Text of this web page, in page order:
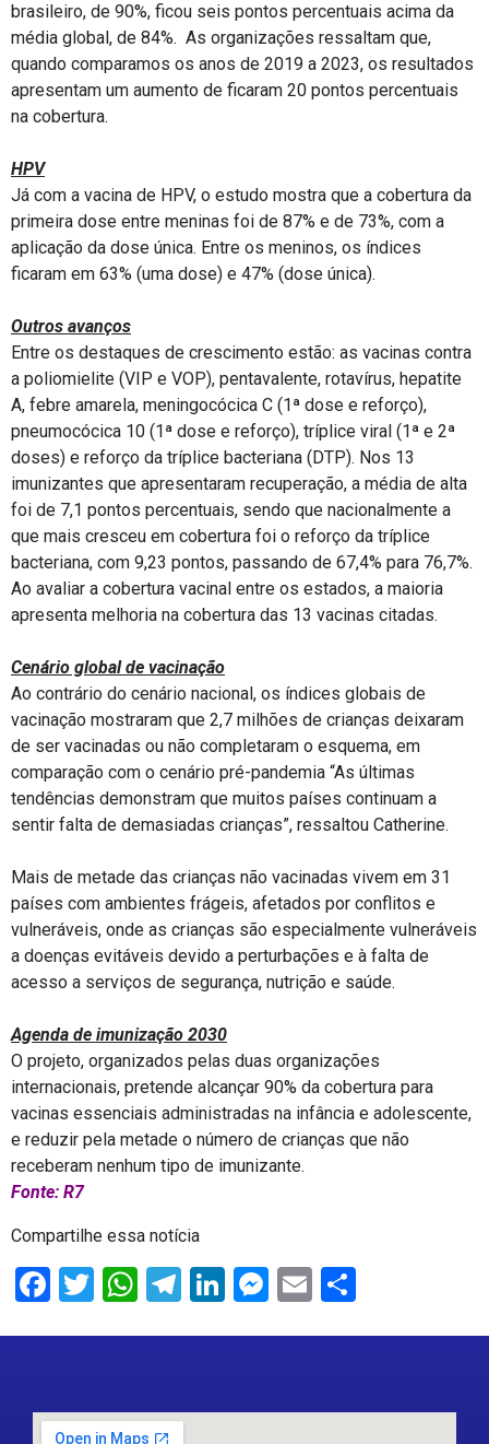
brasileiro, de 90%, ficou seis pontos percentuais acima da
média global, de 84%. As organizações ressaltam que,
quando comparamos os anos de 2019 a 2023, os resultados
apresentam um aumento de ficaram 20 pontos percentuais
na cobertura.
HPV
Já com a vacina de HPV, o estudo mostra que a cobertura da
primeira dose entre meninas foi de 87% e de 73%, com a
aplicação da dose única. Entre os meninos, os índices
ficaram em 63% (uma dose) e 47% (dose única).
Outros avanços
Entre os destaques de crescimento estão: as vacinas contra
a poliomielite (VIP e VOP), pentavalente, rotavírus, hepatite
A, febre amarela, meningocócica C (1ª dose e reforço),
pneumocócica 10 (1ª dose e reforço), tríplice viral (1ª e 2ª
doses) e reforço da tríplice bacteriana (DTP). Nos 13
imunizantes que apresentaram recuperação, a média de alta
foi de 7,1 pontos percentuais, sendo que nacionalmente a
que mais cresceu em cobertura foi o reforço da tríplice
bacteriana, com 9,23 pontos, passando de 67,4% para 76,7%.
Ao avaliar a cobertura vacinal entre os estados, a maioria
apresenta melhoria na cobertura das 13 vacinas citadas.
Cenário global de vacinação
Ao contrário do cenário nacional, os índices globais de
vacinação mostraram que 2,7 milhões de crianças deixaram
de ser vacinadas ou não completaram o esquema, em
comparação com o cenário pré-pandemia “As últimas
tendências demonstram que muitos países continuam a
sentir falta de demasiadas crianças”, ressaltou Catherine.
Mais de metade das crianças não vacinadas vivem em 31
países com ambientes frágeis, afetados por conflitos e
vulneráveis, onde as crianças são especialmente vulneráveis
a doenças evitáveis devido a perturbações e à falta de
acesso a serviços de segurança, nutrição e saúde.
Agenda de imunização 2030
O projeto, organizados pelas duas organizações
internacionais, pretende alcançar 90% da cobertura para
vacinas essenciais administradas na infância e adolescente,
e reduzir pela metade o número de crianças que não
receberam nenhum tipo de imunizante.
Fonte: R7
Compartilhe essa notícia
Facebook
Twitter
WhatsApp
Telegram
LinkedIn
Messenger
Email